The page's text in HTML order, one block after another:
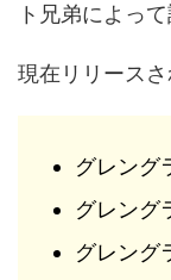
ト兄弟によっ
現在リリースさ
グレング
グレング
グレング